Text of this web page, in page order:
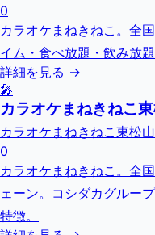
0
カラオケまねきねこ。全
イム・食べ放題・飲み放題
詳細を見る →
🎤
カラオケまねきねこ
カラオケまねきねこ東松
0
カラオケまねきねこ。全
ェーン。コシダカグルー
特徴。